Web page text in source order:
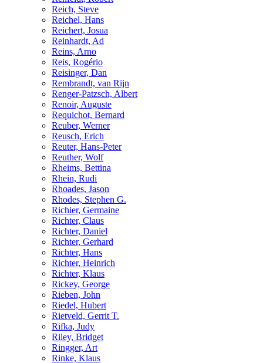
Reich, Steve
Reichel, Hans
Reichert, Josua
Reinhardt, Ad
Reins, Arno
Reis, Rogério
Reisinger, Dan
Rembrandt, van Rijn
Renger-Patzsch, Albert
Renoir, Auguste
Requichot, Bernard
Reuber, Werner
Reusch, Erich
Reuter, Hans-Peter
Reuther, Wolf
Rheims, Bettina
Rhein, Rudi
Rhoades, Jason
Rhodes, Stephen G.
Richier, Germaine
Richter, Claus
Richter, Daniel
Richter, Gerhard
Richter, Hans
Richter, Heinrich
Richter, Klaus
Rickey, George
Rieben, John
Riedel, Hubert
Rietveld, Gerrit T.
Rifka, Judy
Riley, Bridget
Ringger, Art
Rinke, Klaus